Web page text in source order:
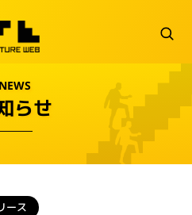
NEWS
らせ
ース